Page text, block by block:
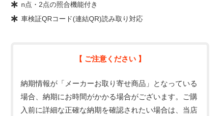
n点・2点の照合機能付き
車検証QRコード(連結QR)読み取り対応
【 ご注意ください 】
納期情報が「メーカーお取り寄せ商品」となっている
場合、納期にお時間がかかる場合がございます。ご購
入前に詳細な正確な納期を確認されたい場合は、当店